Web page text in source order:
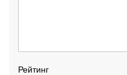
Рейтинг